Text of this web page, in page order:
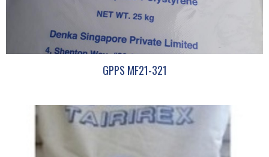
GPPS MF21-321